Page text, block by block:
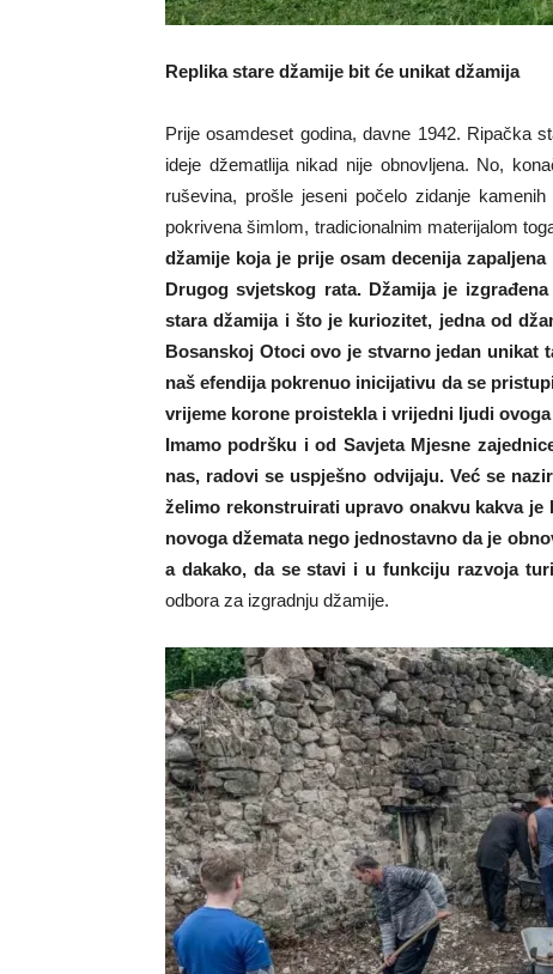
Replika stare džamije bit će unikat džamija
Prije osamdeset godina, davne 1942. Ripačka
ideje džematlija nikad nije obnovljena. No,
ruševina, prošle jeseni počelo zidanje
pokrivena šimlom, tradicionalnim materijalom
džamije koja je prije osam decenija
Drugog svjetskog rata. Džamija je
stara džamija i što je kuriozitet, jedna od
Bosanskoj Otoci ovo je stvarno jedan unikat
naš efendija pokrenuo inicijativu da se
vrijeme korone proistekla i vrijedni ljudi
Imamo podršku i od Savjeta Mjesne
nas, radovi se uspješno odvijaju. Već se
želimo rekonstruirati upravo onakvu kakva
novoga džemata nego jednostavno da je
a dakako, da se stavi i u funkciju razvoja
odbora za izgradnju džamije.